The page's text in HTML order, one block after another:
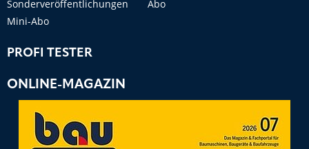
Sonderveröffentlichungen
Abo
Mini-Abo
PROFI TESTER
ONLINE-MAGAZIN